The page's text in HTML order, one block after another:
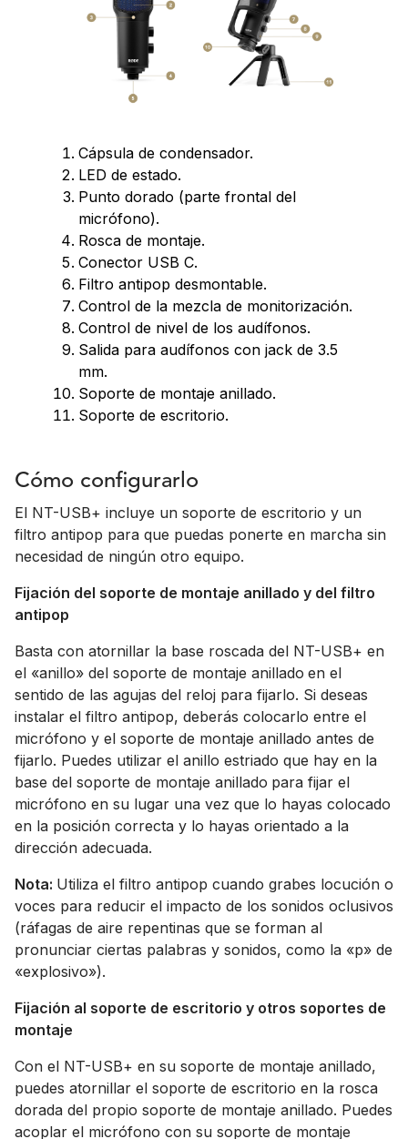
Cápsula de condensador.
LED de estado.
Punto dorado (parte frontal del
micrófono).
Rosca de montaje.
Conector USB C.
Filtro antipop desmontable.
Control de la mezcla de monitorización.
Control de nivel de los audífonos.
Salida para audífonos con jack de 3.5
mm.
Soporte de montaje anillado.
Soporte de escritorio.
Cómo configurarlo
El NT-USB+ incluye un soporte de escritorio y un
filtro antipop para que puedas ponerte en marcha sin
necesidad de ningún otro equipo.
Fijación del soporte de montaje anillado y del filtro
antipop
Basta con atornillar la base roscada del NT-USB+ en
el «anillo» del soporte de montaje anillado en el
sentido de las agujas del reloj para fijarlo. Si deseas
instalar el filtro antipop, deberás colocarlo entre el
micrófono y el soporte de montaje anillado antes de
fijarlo. Puedes utilizar el anillo estriado que hay en la
base del soporte de montaje anillado para fijar el
micrófono en su lugar una vez que lo hayas colocado
en la posición correcta y lo hayas orientado a la
dirección adecuada.
Nota: Utiliza el filtro antipop cuando grabes locución o
voces para reducir el impacto de los sonidos oclusivos
(ráfagas de aire repentinas que se forman al
pronunciar ciertas palabras y sonidos, como la «p» de
«explosivo»).
Fijación al soporte de escritorio y otros soportes de
montaje
Con el NT-USB+ en su soporte de montaje anillado,
puedes atornillar el soporte de escritorio en la rosca
dorada del propio soporte de montaje anillado. Puedes
acoplar el micrófono con su soporte de montaje